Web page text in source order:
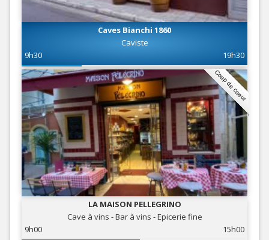
Caves Bianchi 1860
Caviste
9h30
19h30
Coup de coeur
LA MAISON PELLEGRINO
Cave à vins - Bar à vins - Epicerie fine
9h00
15h00